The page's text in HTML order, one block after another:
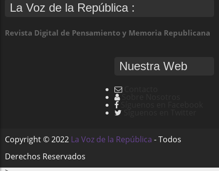
La Voz de la República :
Revista Digital de Pensamiento y Memoria Republicana
Nuestra Web
Copyright ©2022 La Voz de la República - Todos
Derechos Reservados